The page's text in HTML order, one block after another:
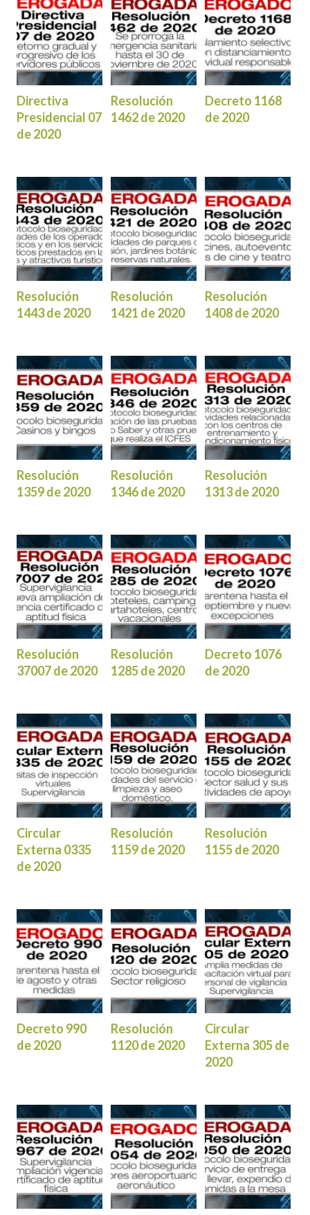
Directiva
Presidencial 07
de 2020
Resolución
1462 de 2020
Decreto 1168
de 2020
Resolución
1443 de 2020
Resolución
1421 de 2020
Resolución
1408 de 2020
Resolución
1359 de 2020
Resolución
1346 de 2020
Resolución
1313 de 2020
Resolución
37007 de 2020
Resolución
1285 de 2020
Decreto 1076
de 2020
Circular
Externa 0335
de 2020
Resolución
1159 de 2020
Resolución
1155 de 2020
Decreto 990
de 2020
Resolución
1120 de 2020
Circular
Externa 305 de
2020